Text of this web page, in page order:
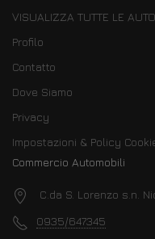
VISUALIZZA TUTTE LE AUTO
Profilo
Contatto
Dove Siamo
Privacy
Impostazioni & Policy
Commercio Automobili
C.da S. Lorenzo s.n.
0935/647345